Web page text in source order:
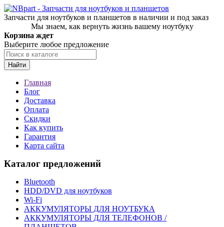
Запчасти для ноутбуков и планшетов в наличии и под заказ
Мы знаем, как вернуть жизнь вашему ноутбуку
Корзина ждет
Выберите любое предложение
Найти
Главная
Блог
Доставка
Оплата
Скидки
Как купить
Гарантия
Карта сайта
Каталог предложений
Bluetooth
HDD/DVD для ноутбуков
Wi-Fi
АККУМУЛЯТОРЫ ДЛЯ НОУТБУКА
АККУМУЛЯТОРЫ ДЛЯ ТЕЛЕФОНОВ /